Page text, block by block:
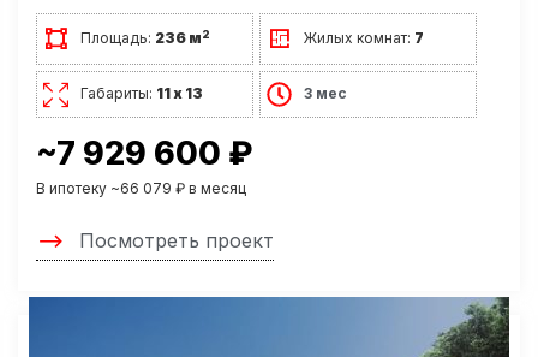
Площадь: 236 м2 Жилых комнат: 7
Габариты: 11 х 13 3 мес
~7 929 600 ₽
В ипотеку ~66 079 ₽ в месяц
Посмотреть проект